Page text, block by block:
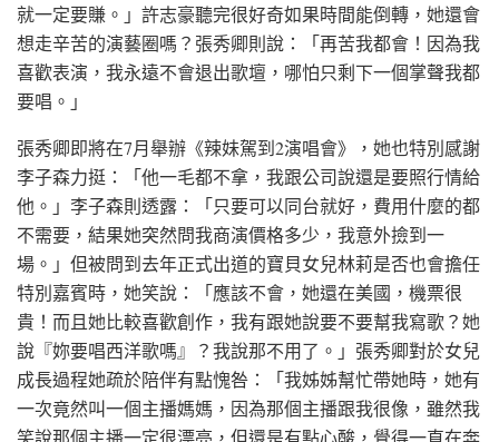
就一定要賺。」許志豪聽完很好奇如果時間能倒轉，她還會
想走辛苦的演藝圈嗎？張秀卿則說：「再苦我都會！因為我
喜歡表演，我永遠不會退出歌壇，哪怕只剩下一個掌聲我都
要唱。」
張秀卿即將在7月舉辦《辣妹駕到2演唱會》，她也特別感謝
李子森力挺：「他一毛都不拿，我跟公司說還是要照行情給
他。」李子森則透露：「只要可以同台就好，費用什麼的都
不需要，結果她突然問我商演價格多少，我意外撿到一
場。」但被問到去年正式出道的寶貝女兒林莉是否也會擔任
特別嘉賓時，她笑說：「應該不會，她還在美國，機票很
貴！而且她比較喜歡創作，我有跟她說要不要幫我寫歌？她
說『妳要唱西洋歌嗎』？我說那不用了。」張秀卿對於女兒
成長過程她疏於陪伴有點愧咎：「我姊姊幫忙帶她時，她有
一次竟然叫一個主播媽媽，因為那個主播跟我很像，雖然我
笑說那個主播一定很漂亮，但還是有點心酸，覺得一直在奔